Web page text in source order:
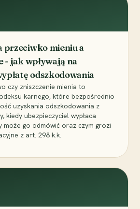
przeciwko mieniu a
- jak wpływają na
odszkodowania
czy zniszczenie mienia to
karnego, które bezpośrednio
uzyskania odszkodowania z
kiedy ubezpieczyciel wypłaca
może go odmówić oraz czym grozi
z art. 298 k.k.